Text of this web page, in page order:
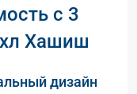
с 3
Хашиш
дизайн